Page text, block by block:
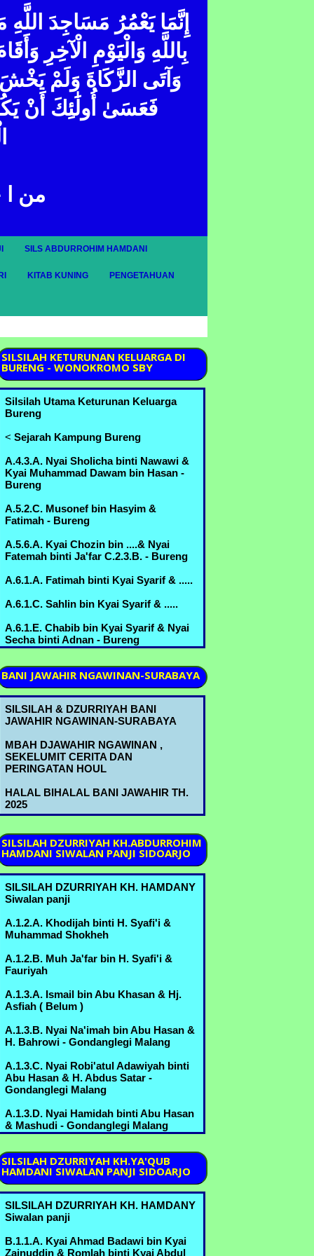
إِنَّمَا يَعْمُرُ مَسَاجِدَ
بِاللَّهِ وَالْيَوْمِ الْآخِرِ
وَآتَى الزَّكَاةَ وَلَمْ يَخْشَ
فَعَسَىٰ أُولَٰئِكَ أَنْ
من ا
SILS ABDURROHIM HAMDANI
KITAB KUNING PENGETAHUAN
SILSILAH KETURUNAN KELUARGA DI
BURENG - WONOKROMO SBY
Silsilah Utama Keturunan Keluarga
Bureng
< Sejarah Kampung Bureng
A.4.3.A. Nyai Sholicha binti Nawawi &
Kyai Muhammad Dawam bin Hasan -
Bureng
A.5.2.C. Musonef bin Hasyim &
Fatimah - Bureng
A.5.6.A. Kyai Chozin bin ....& Nyai
Fatemah binti Ja'far C.2.3.B. - Bureng
A.6.1.A. Fatimah binti Kyai Syarif & .....
A.6.1.C. Sahlin bin Kyai Syarif & .....
A.6.1.E. Chabib bin Kyai Syarif & Nyai
Secha binti Adnan - Bureng
A.6.2.A. Nyai Romlah bin Kyai
Abdurrahman & Kyai Abdul Mannan
bin Mustofa B.3.5.B. - Bureng
A.6.2.B. Nyai Hindun bin Kyai
Abdurrahman & Kyai Abbas bin Ahmad
A.6.2.C. Kyai Ridwan bin Kyai
Abdurrahman & Nyai Shofiah binti
A.6.2.D. Nyai Asiyah bin Kyai
Abdurrahman & H. Abdulloh Ja'far bin
A.6.3.B. Kyai Machmud bin Ahmad
Marzuki & Nyai Sa'udah binti
Muchammad B.3.6.A. - Bureng
A.6.3.D. Kyai Sholeh bin Ahmad
Bureng
& Hj. Umi Habibah binti Sahlan
B.3.5.D.3. - Margorejo
A.6.3.F. Nyai Syifa' bin Ahmad Marzuki
& Kyai Idris Zainuddin - Bureng
A.6.3.G. Nyai Batul bin Ahmad Marzuki
& Ikhsan,Kyai Thoha - Bureng
B.3.5.B. Kyai Abdul Manan bin Mustofa
& Nyai Romlah bin Kyai Abdurrahman
A.6.2.A. - Bureng
B.3.5.C. Muchammad Nur bin Mustofa
& Umi Kulsum bin Thoyyib B.6.1.B.
B.3.5.D. Nyai Mas Khodijah binti
Mustofa & Kyai Sahlan bin Kyai Amin -
Margorejo
B.3.5.E. Idris Mustofa bin Mustofa &
Sufiani, hula - Bureng
B.3.6.A. Nyai Sa'udah binti
Muchammad & Kyai Machmud bin
BANI JAWAHIR NGAWINAN-SURABAYA
SILSILAH & DZURRIYAH BANI
JAWAHIR NGAWINAN-SURABAYA
MBAH DJAWAHIR NGAWINAN ,
SEKELUMIT CERITA DAN
PERINGATAN HOUL
HALAL BIHALAL BANI JAWAHIR TH.
2025
SILSILAH DZURRIYAH KH.ABDURROHIM
HAMDANI SIWALAN PANJI SIDOARJO
SILSILAH DZURRIYAH KH. HAMDANY
Siwalan panji
A.1.2.A. Khodijah binti H. Syafi'i &
Muhammad Shokheh
A.1.2.B. Muh Ja'far bin H. Syafi'i &
Fauriyah
A.1.3.A. Ismail bin Abu Khasan & Hj.
Asfiah ( Belum )
A.1.3.B. Nyai Na'imah bin Abu Hasan &
H. Bahrowi - Gondanglegi Malang
A.1.3.C. Nyai Robi'atul Adawiyah binti
Abu Hasan & H. Abdus Satar -
Gondanglegi Malang
A.1.3.D. Nyai Hamidah binti Abu Hasan
& Mashudi - Gondanglegi Malang
A.2.1.A. Nyai Marhamah binti Muniroh
A.2.1.B. Nyai Rohmah binti Muniroh &
..........
A.2.1.C. Nyai Jamilah binti Muniroh &
Sarimo , Abd Mu'in
A.3.1.A. H. Mansyur bin ........ ( Belum )
SILSILAH DZURRIYAH KH.YA'QUB
HAMDANI SIWALAN PANJI SIDOARJO
SILSILAH DZURRIYAH KH. HAMDANY
Siwalan panji
B.1.1.A. Kyai Ahmad Badawi bin Kyai
Zainuddin & Romlah binti Kyai Abdul